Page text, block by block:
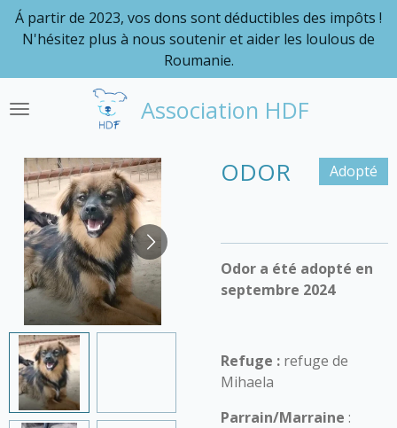
Passer
principal
Association HDF
Á partir de 2023, vos dons sont déductibles des impôts !
N'hésitez plus à nous soutenir et aider les loulous de
Roumanie.
ODOR Adopté
Odor a été adopté en
septembre 2024
Refuge : refuge de
Mihaela
Parrain/Marraine :